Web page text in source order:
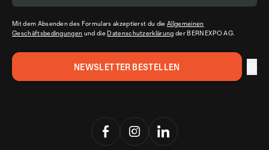
Mit dem Absenden des Formulars akzeptierst du dieAllgemeinen
Geschäftsbedingungen und die Datenschutzerklärung der BERNEXPO AG.